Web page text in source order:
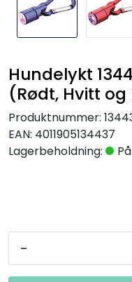
Hundelykt
(Rødt, Hvitt og
Produktnummer:
EAN: 4011905134437
Lagerbeholdning:
-